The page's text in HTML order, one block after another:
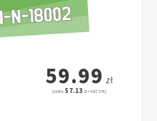
59.99 zł
(netto:57.13 zł + VAT: 5%)